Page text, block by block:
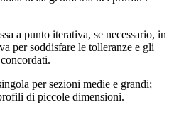
a punto iterativa, se necessario, in
per soddisfare le tolleranze e gli
per sezioni medie e grandi;
di piccole dimensioni.